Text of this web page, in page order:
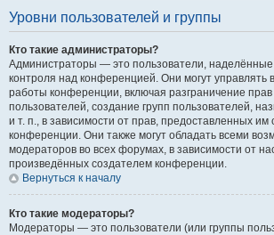
Уровни пользователей и группы
Кто такие администраторы?
Администраторы — это пользователи,
контроля над конференцией. Они могут управлять
работы конференции, включая разграничение
пользователей, создание групп пользователей,
и т. п., в зависимости от прав, предоставленных им
конференции. Они также могут обладать всеми
модераторов во всех форумах, в зависимости от
произведённых создателем конференции.
Вернуться к началу
Кто такие модераторы?
Модераторы — это пользователи (или группы